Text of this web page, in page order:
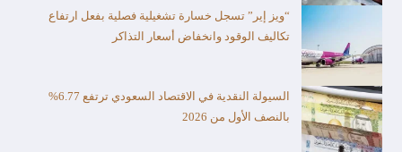
“ويز إير” تسجل خسارة تشغيلية فصلية بفعل ارتفاع
تكاليف الوقود وانخفاض أسعار التذاكر
السيولة النقدية في الاقتصاد السعودي ترتفع 6.77%
بالنصف الأول من 2026